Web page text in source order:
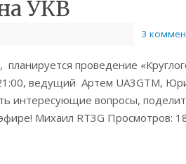
УКВ
3
проведение
ведущий Артем UA3GTM,
интересующие вопросы,
Михаил RT3G Просмотров: